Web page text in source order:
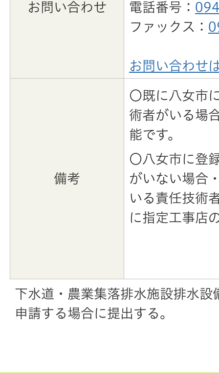
お問い合わせ
電話番号：
ファックス：
お問い合わせ
備考
〇既に八女市
術者がいる場
能です。
〇八女市に登
がいない場合
いる責任技術
に指定工事店
下水道・農業集落排水施設排水設
申請する場合に提出する。